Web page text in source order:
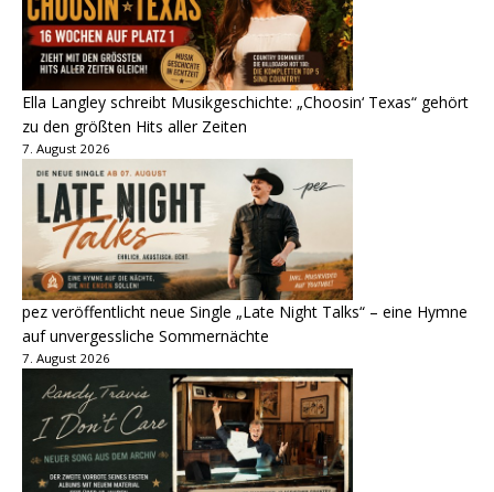
Ella Langley schreibt Musikgeschichte: „Choosin‘ Texas“ gehört
zu den größten Hits aller Zeiten
7. August 2026
pez veröffentlicht neue Single „Late Night Talks“ – eine Hymne
auf unvergessliche Sommernächte
7. August 2026